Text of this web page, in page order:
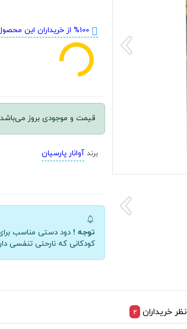
%100 از خریداران این محصول را پیشنهاد کرده‌اند
قیمت و موجودی بروز
برندآوانار پارسیان
توجه ! دود دستی مناسب
کودکانی که نارحتی تنفسی
نظر خریداران 2